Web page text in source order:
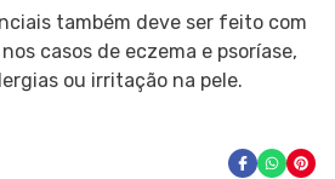
também deve ser feito com
casos de eczema e psoríase,
ou irritação na pele.